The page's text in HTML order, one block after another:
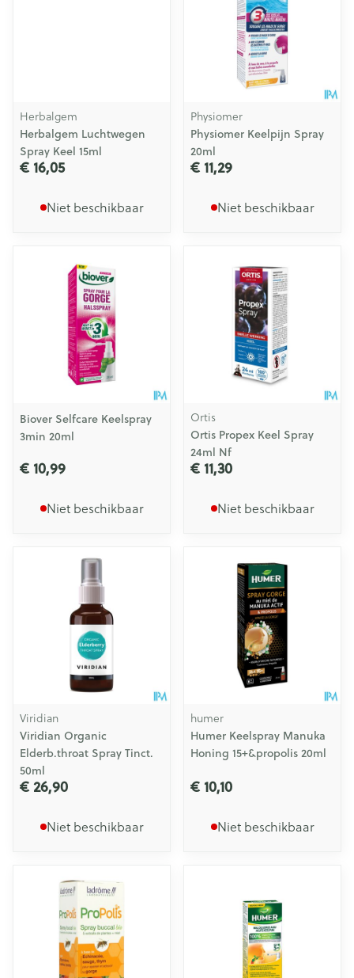
Herbalgem
Herbalgem Luchtwegen
Spray Keel 15ml
€ 16,05
Niet beschikbaar
Physiomer
Physiomer Keelpijn Spray
20ml
€ 11,29
Niet beschikbaar
Biover Selfcare Keelspray
3min 20ml
€ 10,99
Niet beschikbaar
Ortis
Ortis Propex Keel Spray
24ml Nf
€ 11,30
Niet beschikbaar
Viridian
Viridian Organic
Elderb.throat Spray Tinct.
50ml
€ 26,90
Niet beschikbaar
humer
Humer Keelspray Manuka
Honing 15+&propolis 20ml
€ 10,10
Niet beschikbaar